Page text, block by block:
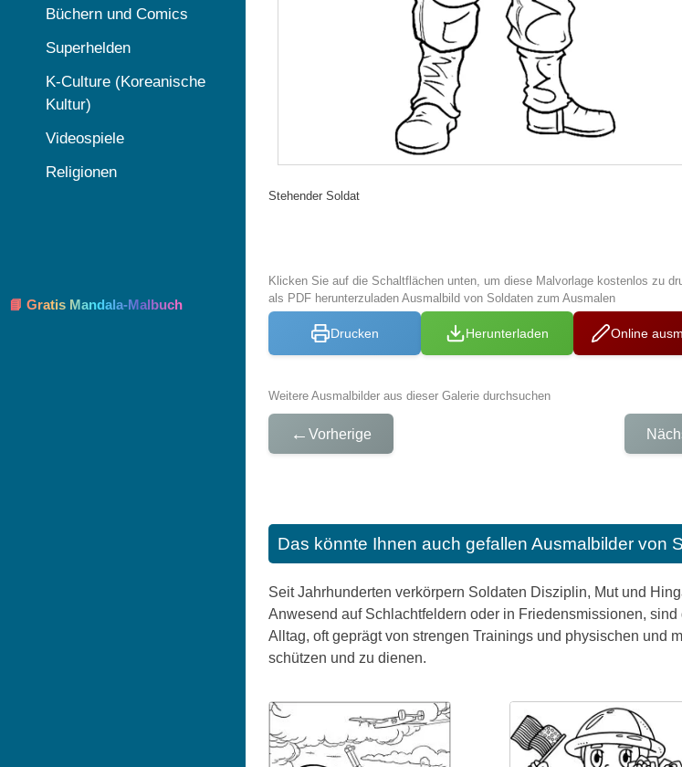
Stehender Soldat
Klicken Sie auf die Schaltflächen unten, um diese Malvorlage kostenlos zu
als PDF herunterzuladen Ausmalbild von Soldaten zum Ausmalen
Drucken Herunterladen Online
Weitere Ausmalbilder aus dieser Galerie durchsuchen
← Vorherige
Das könnte Ihnen auch gefallen Ausmalbilder von
Seit Jahrhunderten verkörpern Soldaten Disziplin, Mut und
Anwesend auf Schlachtfeldern oder in Friedensmissionen,
Alltag, oft geprägt von strengen Trainings und physischen und
schützen und zu dienen.
Büchern und Comics
Superhelden
K-Culture (Koreanische
Kultur)
Videospiele
Religionen
📘 Gratis Mandala-Malbuch